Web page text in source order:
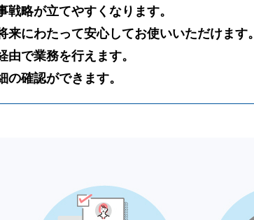
略が立てやすくなります。
にわたって安心してお使いいただけます。
で業務を行えます。
確認ができます。